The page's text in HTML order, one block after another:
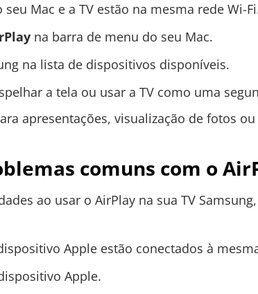
Mac e a TV estão na mesma rede Wi-
na barra de menu do seu Mac.
na lista de dispositivos disponíveis.
a tela ou usar a TV como uma
apresentações, visualização de fotos
comuns com o
ao usar o AirPlay na sua TV
Apple estão conectados à
Apple.